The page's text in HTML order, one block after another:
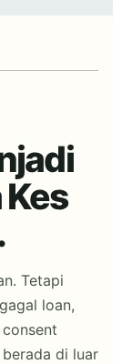
Tetapi
loan,
di luar